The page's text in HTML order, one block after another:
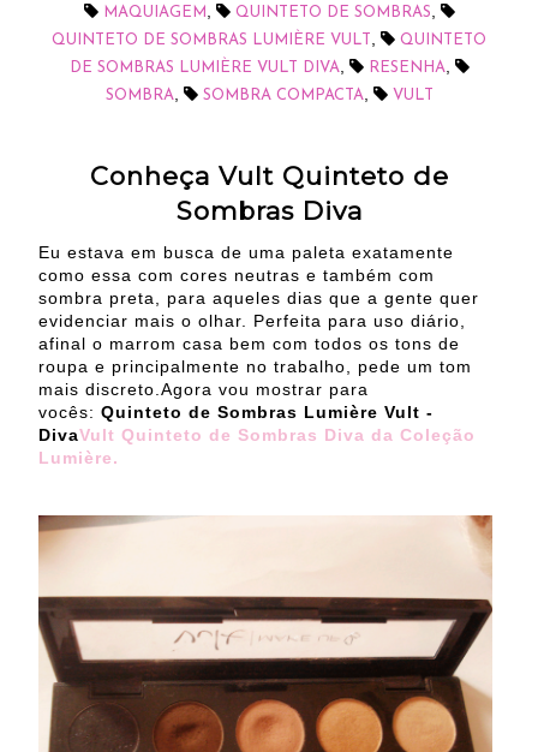
MAQUIAGEM QUINTETO DE SOMBRAS
QUINTETO DE SOMBRAS LUMIÈRE VULT
QUINTETO
DE SOMBRAS LUMIÈRE VULT DIVA
RESENHA
SOMBRA SOMBRA COMPACTA VULT
Conheça Vult Quinteto de
Sombras Diva
Eu estava em busca de uma paleta exatamente
como essa com cores neutras e também com
sombra preta, para aqueles dias que a gente quer
evidenciar mais o olhar. Perfeita para uso diário,
afinal o marrom casa bem com todos os tons de
roupa e principalmente no trabalho, pede um tom
mais discreto.Agora vou mostrar para
vocês: Quinteto de Sombras Lumière Vult -
DivaVult Quinteto de Sombras Diva da Coleção
Lumière.